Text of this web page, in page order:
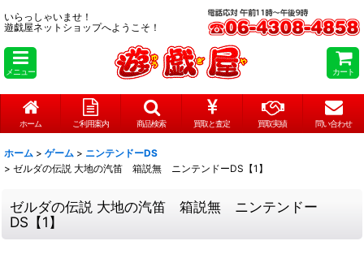
いらっしゃいませ！
遊戯屋ネットショップへようこそ！
メニュー カート
ホーム ご利用案内 商品検索 買取と査定 買取実績 問い合わせ
ホーム > ゲーム > ニンテンドーDS
> ゼルダの伝説 大地の汽笛 箱説無 ニンテンドーDS【1】
ゼルダの伝説 大地の汽笛 箱説無 ニンテンドー
DS【1】